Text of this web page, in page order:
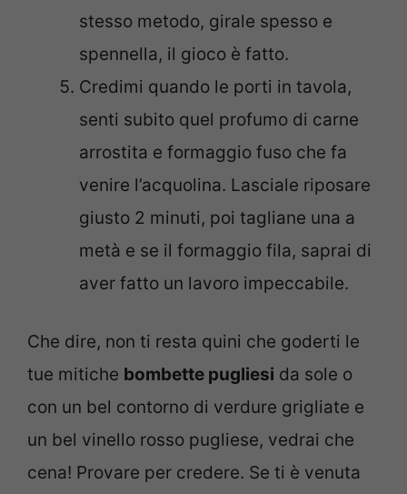
stesso metodo, girale spesso e
spennella, il gioco è fatto.
Credimi quando le porti in tavola,
senti subito quel profumo di carne
arrostita e formaggio fuso che fa
venire l’acquolina. Lasciale riposare
giusto 2 minuti, poi tagliane una a
metà e se il formaggio fila, saprai di
aver fatto un lavoro impeccabile.
Che dire, non ti resta quini che goderti le
tue mitiche bombette pugliesi da sole o
con un bel contorno di verdure grigliate e
un bel vinello rosso pugliese, vedrai che
cena! Provare per credere. Se ti è venuta